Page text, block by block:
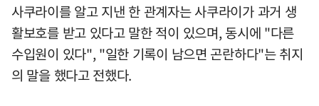
사쿠라이를 알고 지낸 한 관계자는 사쿠라이가 과거 생
활보호를 받고 있다고 말한 적이 있으며, 동시에 "다른
수입원이 있다", "일한 기록이 남으면 곤란하다"는 취지
의 말을 했다고 전했다.